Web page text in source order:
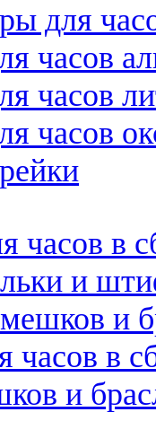
для
часов
часов
часов
часов в
и
и
часов в
и